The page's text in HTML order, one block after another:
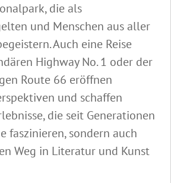
die als
und Menschen aus aller
Auch eine Reise
Highway No. 1 oder der
Route 66 eröffnen
und schaffen
die seit Generationen
faszinieren, sondern auch
Weg in Literatur und Kunst